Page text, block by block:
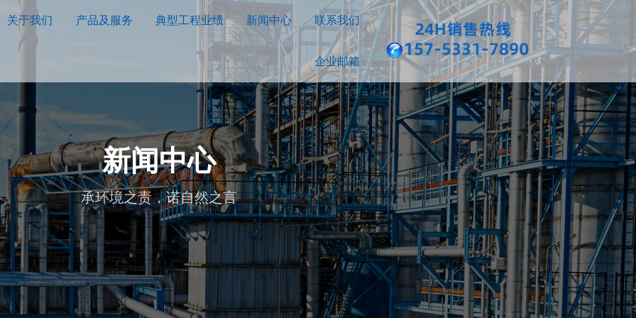
关于我们 产品及服务 典型工程业绩 新闻中心 联系我们
企业邮箱
新闻中心
承环境之责，诺自然之言